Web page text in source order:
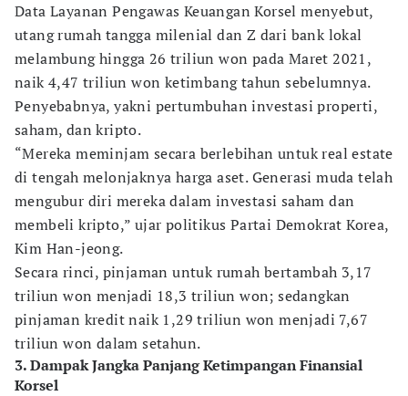
Data Layanan Pengawas Keuangan Korsel menyebut,
utang rumah tangga milenial dan Z dari bank lokal
melambung hingga 26 triliun won pada Maret 2021,
naik 4,47 triliun won ketimbang tahun sebelumnya.
Penyebabnya, yakni pertumbuhan investasi properti,
saham, dan kripto.
“Mereka meminjam secara berlebihan untuk real estate
di tengah melonjaknya harga aset. Generasi muda telah
mengubur diri mereka dalam investasi saham dan
membeli kripto,” ujar politikus Partai Demokrat Korea,
Kim Han-jeong.
Secara rinci, pinjaman untuk rumah bertambah 3,17
triliun won menjadi 18,3 triliun won; sedangkan
pinjaman kredit naik 1,29 triliun won menjadi 7,67
triliun won dalam setahun.
3. Dampak Jangka Panjang Ketimpangan Finansial
Korsel